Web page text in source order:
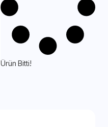
Ürün Bitti!